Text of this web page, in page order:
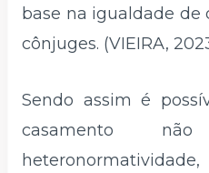
base na igualdade de
cônjuges. (VIEIRA,
Sendo assim é
casamento